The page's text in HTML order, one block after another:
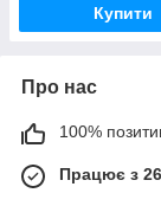
Купити
Про нас
100%
Працює з